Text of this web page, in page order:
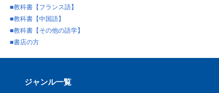
■教科書【フランス語】
■教科書【中国語】
■教科書【その他の語学】
■書店の方
ジャンル一覧